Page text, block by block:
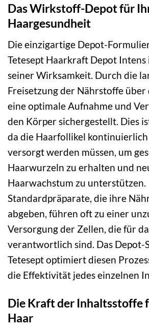
Das Wirkstoff-Depot für
Haargesundheit
Die einzigartige Depot-
Tetesept Haarkraft Depot Intens
seiner Wirksamkeit. Durch die
Freisetzung der Nährstoffe über
eine optimale Aufnahme und
den Körper sichergestellt. Dies
da die Haarfollikel
versorgt werden müssen, um
Haarwurzeln zu erhalten und
Haarwachstum zu unterstützen.
Standardpräparate, die ihre
abgeben, führen oft zu einer
Versorgung der Zellen, die für
verantwortlich sind. Das Depot-
Tetesept optimiert diesen
die Effektivität jedes einzelnen
Die Kraft der Inhaltsstoffe
Haar